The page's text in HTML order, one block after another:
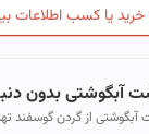
یا کسب اطلاعات
آبگوشتی بدون
از گردن گوسفند